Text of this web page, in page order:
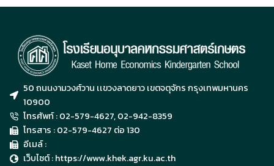
50 ถนนงามวงศ์วาน เเขวงลาดยาว เขตจตุจักร กรุงเทพมหานคร
10900
โทรศัพท์ : 02-579-4627, 02-942-8359
โทรสาร : 02-579-4627 ต่อ 130
อีเมล์ :
เว็บไซต์ : https://www.khek.agr.ku.ac.th